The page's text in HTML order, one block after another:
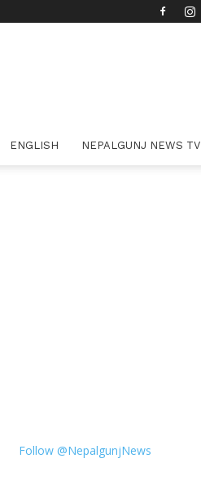
ENGLISH NEPALGUNJ NEWS TV
Follow @NepalgunjNews